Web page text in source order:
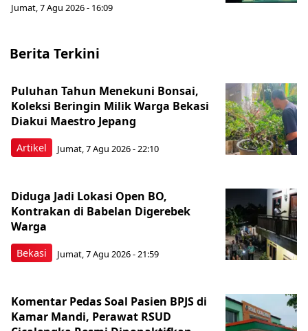
Jumat, 7 Agu 2026 - 16:09
Berita Terkini
Artikel
Puluhan Tahun Menekuni Bonsai,
Koleksi Beringin Milik Warga Bekasi
Diakui Maestro Jepang
Jumat, 7 Agu 2026 - 22:10
Bekasi
Diduga Jadi Lokasi Open BO,
Kontrakan di Babelan Digerebek
Warga
Jumat, 7 Agu 2026 - 21:59
Komentar Pedas Soal Pasien BPJS di
Kamar Mandi, Perawat RSUD